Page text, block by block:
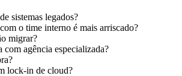
sistemas legados?
o time interno é mais arriscado?
migrar?
com agência especializada?
lock-in de cloud?